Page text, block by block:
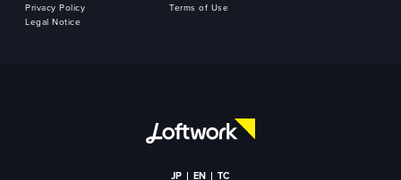
Privacy Policy
Terms of Use
Legal Notice
JP EN TC